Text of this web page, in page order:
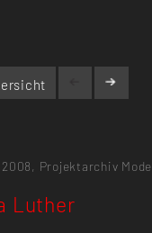
Projektarchiv Mode
Luther